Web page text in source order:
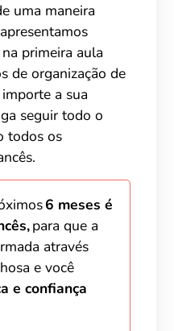
uma maneira
primeira aula
de organização de
a sua
seguir todo o
todos os
6 meses é
para que a
através
e você
e confiança